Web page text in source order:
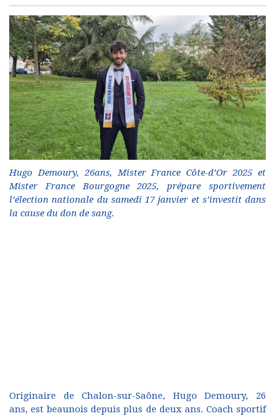
Hugo Demoury, 26ans, Mister France Côte-d’Or 2025 et
Mister France Bourgogne 2025, prépare sportivement
l’élection nationale du samedi 17 janvier et s’investit dans
la cause du don de sang.
Originaire de Chalon-sur-Saône, Hugo Demoury, 26
ans, est beaunois depuis plus de deux ans. Coach sportif